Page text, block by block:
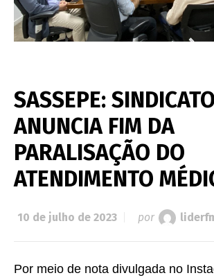
SASSEPE: SINDICATO
ANUNCIA FIM DA
PARALISAÇÃO DO
ATENDIMENTO
10 de julho de 2023 por
Por meio de nota divulgada no